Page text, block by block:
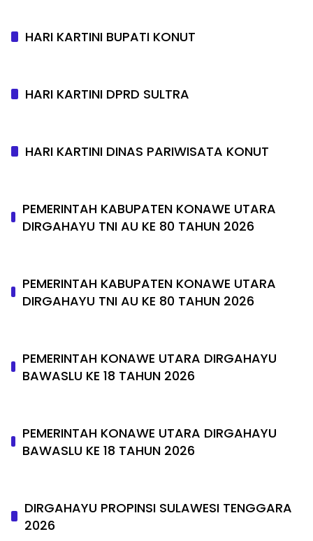
HARI KARTINI BUPATI KONUT
HARI KARTINI DPRD SULTRA
HARI KARTINI DINAS PARIWISATA KONUT
PEMERINTAH KABUPATEN KONAWE UTARA
DIRGAHAYU TNI AU KE 80 TAHUN 2026
PEMERINTAH KABUPATEN KONAWE UTARA
DIRGAHAYU TNI AU KE 80 TAHUN 2026
PEMERINTAH KONAWE UTARA DIRGAHAYU
BAWASLU KE 18 TAHUN 2026
PEMERINTAH KONAWE UTARA DIRGAHAYU
BAWASLU KE 18 TAHUN 2026
DIRGAHAYU PROPINSI SULAWESI TENGGARA
2026